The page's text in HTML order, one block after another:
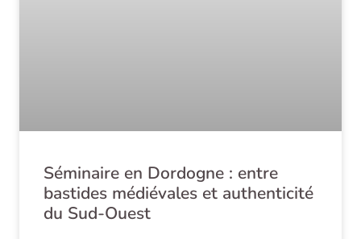
Séminaire en Dordogne : entre
bastides médiévales et authenticité
du Sud-Ouest